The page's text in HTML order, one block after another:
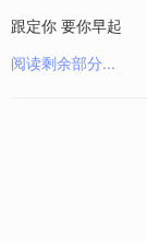
跟定你 要你早起
阅读剩余部分...